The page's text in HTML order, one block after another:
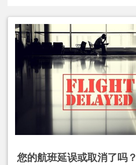
您的航班延误或取消了吗？